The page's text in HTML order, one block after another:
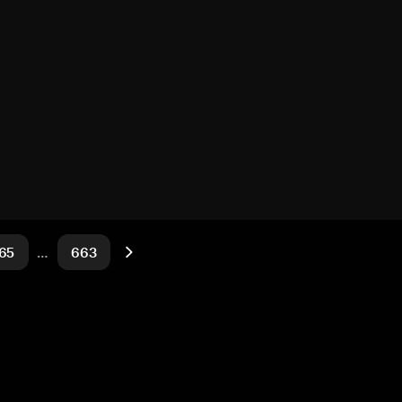
… 663